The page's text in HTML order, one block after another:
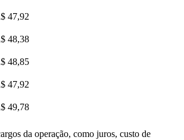
47,92
48,38
48,85
47,92
49,78
da operação, como juros, custo de